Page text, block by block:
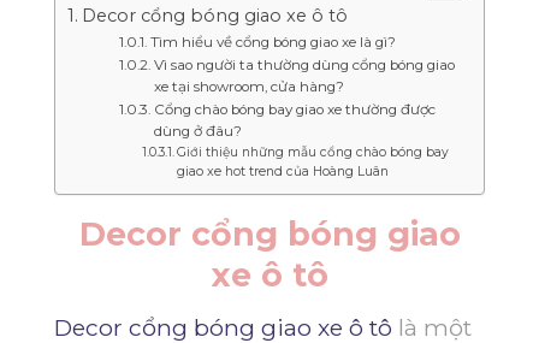
Decor cổng bóng giao xe ô tô
Tìm hiểu về cổng bóng giao xe là gì?
Vì sao người ta thường dùng cổng bóng giao
xe tại showroom, cửa hàng?
Cổng chào bóng bay giao xe thường được
dùng ở đâu?
Giới thiệu những mẫu cổng chào bóng bay
giao xe hot trend của Hoàng Luân
Decor cổng bóng giao
xe ô tô
Decor cổng bóng giao xe ô tô là một